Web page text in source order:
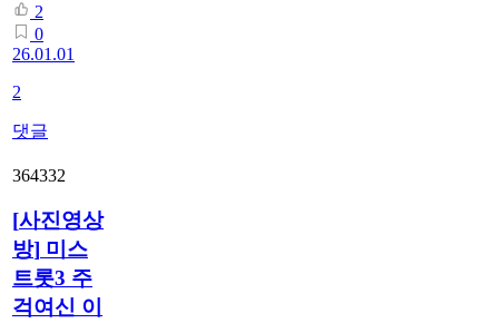
2
0
26.01.01
2
댓글
364332
[사진영상
방] 미스
트롯3 주
걱여신 이